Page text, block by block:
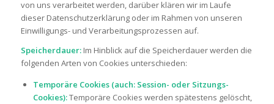
von uns verarbeitet werden, darüber klären wir im Laufe
dieser Datenschutzerklärung oder im Rahmen von unseren
Einwilligungs- und Verarbeitungsprozessen auf.
Speicherdauer: Im Hinblick auf die Speicherdauer werden die
folgenden Arten von Cookies unterschieden:
Temporäre Cookies (auch: Session- oder Sitzungs-
Cookies):Temporäre Cookies werden spätestens gelöscht,